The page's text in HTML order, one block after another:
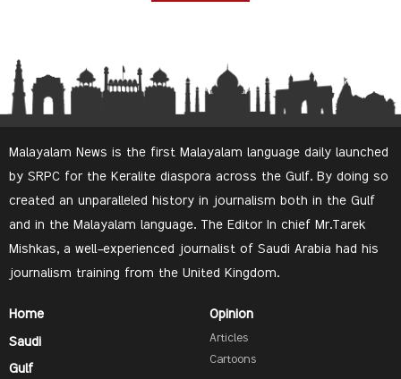
Malayalam News is the first Malayalam language daily launched
by SRPC for the Keralite diaspora across the Gulf. By doing so
created an unparalleled history in journalism both in the Gulf
and in the Malayalam language. The Editor In chief Mr.Tarek
Mishkas, a well-experienced journalist of Saudi Arabia had his
journalism training from the United Kingdom.
Home
Saudi
Gulf
Opinion
Articles
Cartoons